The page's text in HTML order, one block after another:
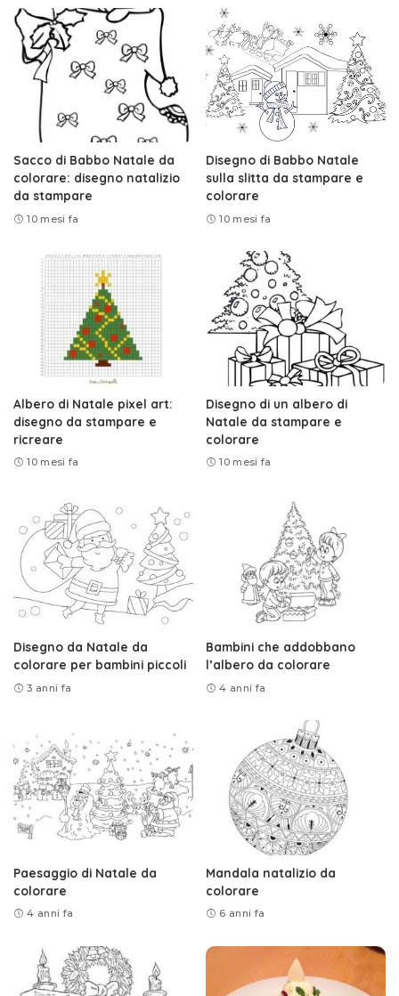
Sacco di Babbo Natale da
colorare: disegno natalizio
da stampare
10 mesi fa
Disegno di Babbo Natale
sulla slitta da stampare e
colorare
10 mesi fa
Albero di Natale pixel art:
disegno da stampare e
ricreare
10 mesi fa
Disegno di un albero di
Natale da stampare e
colorare
10 mesi fa
Disegno da Natale da
colorare per bambini piccoli
3 anni fa
Bambini che addobbano
l’albero da colorare
4 anni fa
Paesaggio di Natale da
colorare
4 anni fa
Mandala natalizio da
colorare
6 anni fa